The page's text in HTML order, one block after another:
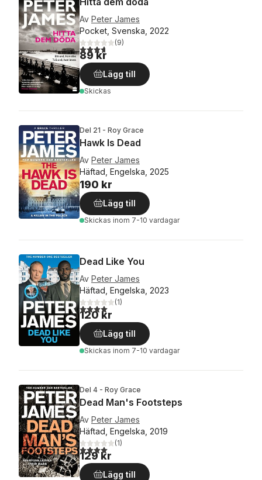
Av Peter James
Pocket, Svenska, 2022
3,7utav 5 stjärnor. Totalt antal röster:
(9)
89 kr
Lägg till
Skickas
Del 21 - Roy Grace
Hawk Is Dead
Av Peter James
Häftad, Engelska, 2025
190 kr
Lägg till
Skickas inom 7-10 vardagar
Dead Like You
Av Peter James
Häftad, Engelska, 2023
4,0utav 5 stjärnor. Totalt antal röster:
(1)
120 kr
Lägg till
Skickas inom 7-10 vardagar
Del 4 - Roy Grace
Dead Man's Footsteps
Av Peter James
Häftad, Engelska, 2019
4,0utav 5 stjärnor. Totalt antal röster:
(1)
129 kr
Lägg till